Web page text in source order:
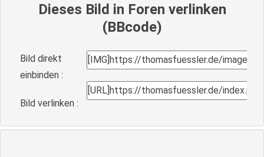
Dieses Bild in Foren verlinken
(BBcode)
Bild direkt
einbinden :
Bild verlinken :